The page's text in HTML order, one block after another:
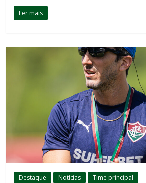
Ler mais
Destaque Notícias Time principal